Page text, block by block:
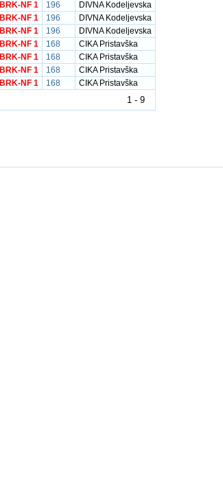
BRK-NF 1 196
DIVNA Kodeljevska
BRK-NF 1 196
DIVNA Kodeljevska
BRK-NF 1 196
DIVNA Kodeljevska
BRK-NF 1 168
CIKA Pristavška
BRK-NF 1 168
CIKA Pristavška
BRK-NF 1 168
CIKA Pristavška
BRK-NF 1 168 CIKA Pristavška
1 - 9